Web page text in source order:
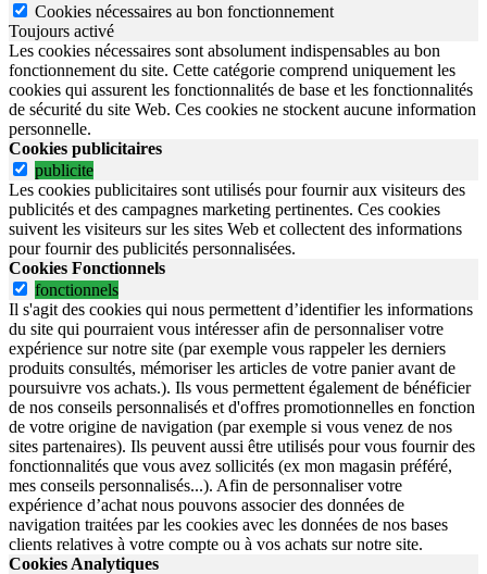
Cookies nécessaires au bon fonctionnement
Toujours activé
Les cookies nécessaires sont absolument indispensables au bon
fonctionnement du site. Cette catégorie comprend uniquement les
cookies qui assurent les fonctionnalités de base et les fonctionnalités
de sécurité du site Web. Ces cookies ne stockent aucune information
personnelle.
Cookies publicitaires
publicite
Les cookies publicitaires sont utilisés pour fournir aux visiteurs des
publicités et des campagnes marketing pertinentes. Ces cookies
suivent les visiteurs sur les sites Web et collectent des informations
pour fournir des publicités personnalisées.
Cookies Fonctionnels
fonctionnels
Il s'agit des cookies qui nous permettent d’identifier les informations
du site qui pourraient vous intéresser afin de personnaliser votre
expérience sur notre site (par exemple vous rappeler les derniers
produits consultés, mémoriser les articles de votre panier avant de
poursuivre vos achats.). Ils vous permettent également de bénéficier
de nos conseils personnalisés et d'offres promotionnelles en fonction
de votre origine de navigation (par exemple si vous venez de nos
sites partenaires). Ils peuvent aussi être utilisés pour vous fournir des
fonctionnalités que vous avez sollicités (ex mon magasin préféré,
mes conseils personnalisés...). Afin de personnaliser votre
expérience d’achat nous pouvons associer des données de
navigation traitées par les cookies avec les données de nos bases
clients relatives à votre compte ou à vos achats sur notre site.
Cookies Analytiques